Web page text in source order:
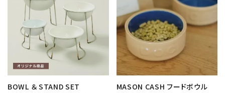
BOWL ＆ STAND SET
MASON CASH フードボウル